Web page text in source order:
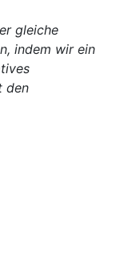
gleiche
indem wir ein
den